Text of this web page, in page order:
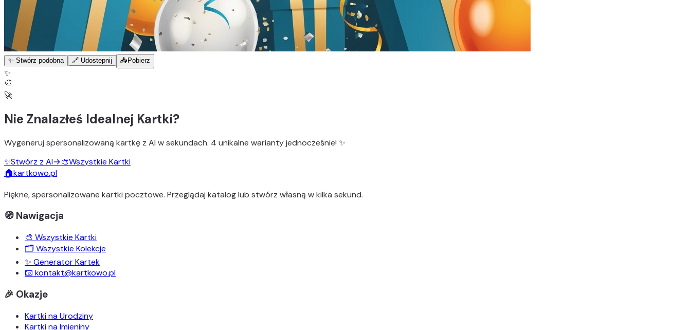
✨ Stwórz podobną 🔗 Udostępnij 📥 Pobierz
✨
🎨
🚀
Nie Znalazłeś Idealnej Kartki?
Wygeneruj spersonalizowaną kartkę z AI w sekundach. 4 unikalne wariantyjednocześnie! ✨
✨Stwórz z AI→🎨Wszystkie Kartki
🏠kartkowo.pl
Piękne, spersonalizowane kartki pocztowe. Przeglądaj katalog lub stwórz własną w kilka sekund.
🧭 Nawigacja
🎨 Wszystkie Kartki
🗂️ Wszystkie Kolekcje
✨ Generator Kartek
📧 kontakt@kartkowo.pl
🎉 Okazje
Kartki na Urodziny
Kartki na Imieniny